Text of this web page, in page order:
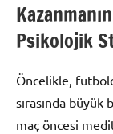
Psikolojik
Öncelikle,
sırasında
maç öncesi